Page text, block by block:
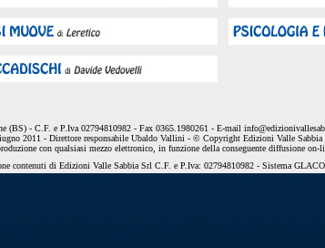
(BS) - C.F. e P.Iva 02794810982 - Fax 0365.1980261 - E-mail
2011 - Direttore responsabile Ubaldo Vallini - © Copyright Edizioni Valle
con qualsiasi mezzo elettronico, in funzione della conseguente diffusione on-
contenuti di Edizioni Valle Sabbia Srl C.F. e P.Iva: 02794810982 - Sistema